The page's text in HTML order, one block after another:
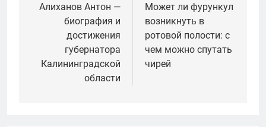
по
записям
Алиханов Антон —
биография и
достижения
губернатора
Калининградской
области
Может ли фурункул
возникнуть в
ротовой полости: с
чем можно спутать
чирей